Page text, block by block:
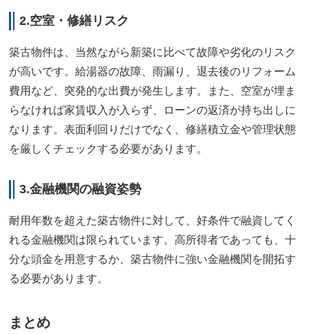
2.空室・修繕リスク
築古物件は、当然ながら新築に比べて故障や劣化のリスク
が高いです。給湯器の故障、雨漏り、退去後のリフォーム
費用など、突発的な出費が発生します。また、空室が埋ま
らなければ家賃収入が入らず、ローンの返済が持ち出しに
なります。表面利回りだけでなく、修繕積立金や管理状態
を厳しくチェックする必要があります。
3.金融機関の融資姿勢
耐用年数を超えた築古物件に対して、好条件で融資してく
れる金融機関は限られています。高所得者であっても、十
分な頭金を用意するか、築古物件に強い金融機関を開拓す
る必要があります。
まとめ